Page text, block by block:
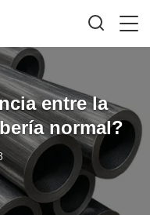
entre la
normal?